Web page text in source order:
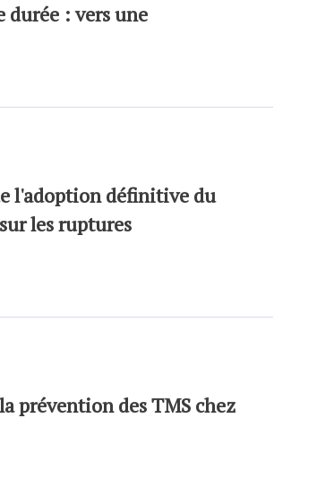
: vers une
l'adoption définitive du
les ruptures
prévention des TMS chez